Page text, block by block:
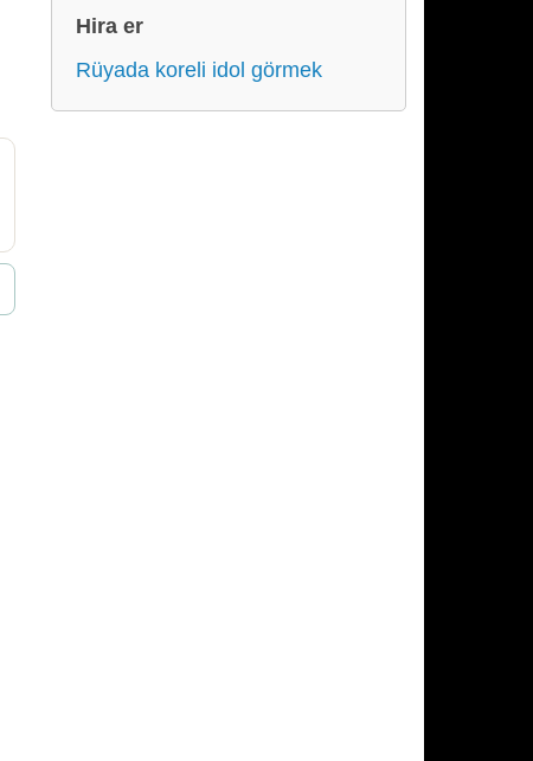
Hira er
Rüyada koreli idol görmek